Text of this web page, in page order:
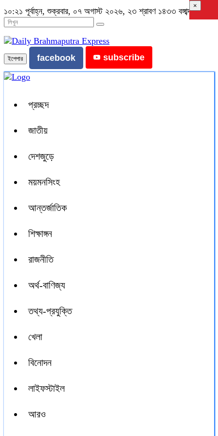
১০:২১ পূর্বাহ্ন, শুক্রবার, ০৭ অগাস্ট ২০২৬, ২৩ শ্রাবণ ১৪৩৩ বঙ্গাব্দ
ইপেপার facebook subscribe
প্রচ্ছদ
জাতীয়
দেশজুড়ে
ময়মনসিংহ
আন্তর্জাতিক
শিক্ষাঙ্গন
রাজনীতি
অর্থ-বাণিজ্য
তথ্য-প্রযুক্তি
খেলা
বিনোদন
লাইফস্টাইল
আরও
×